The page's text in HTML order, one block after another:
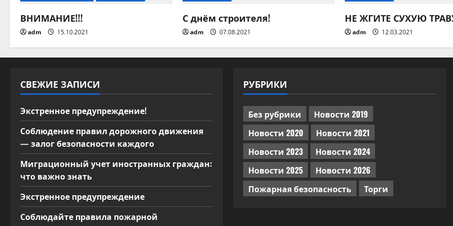
а
ц
и
я
п
о
з
а
п
и
ВНИМАНИЕ!!!
adm 15.10.2021
С днём строителя!
adm 07.08.2021
НЕ ЖГИТЕ СУХУЮ
adm 12.03.2021
СВЕЖИЕ ЗАПИСИ
Экстренное предупреждение!
Соблюдение правил дорожного движения
— залог безопасности каждого
Миграционный учет иностранных граждан:
что важно знать
Экстренное предупреждение
Соблюдайте правила пожарной
РУБРИКИ
Без рубрики
Новости 2019
Новости 2020
Новости 2021
Новости 2023
Новости 2024
Новости 2025
Новости 2026
Пожарная безопасность
Торги